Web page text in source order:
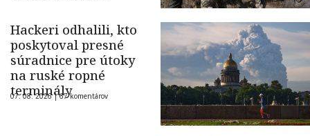
Hackeri odhalili, kto
poskytoval presné
súradnice pre útoky
na ruské ropné
terminály
07. 08. 2026 |67 komentárov